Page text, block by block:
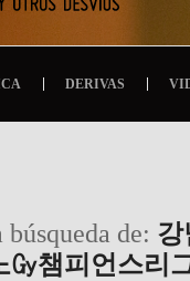
DERIVAS
de: 강
㏉챔피언스리